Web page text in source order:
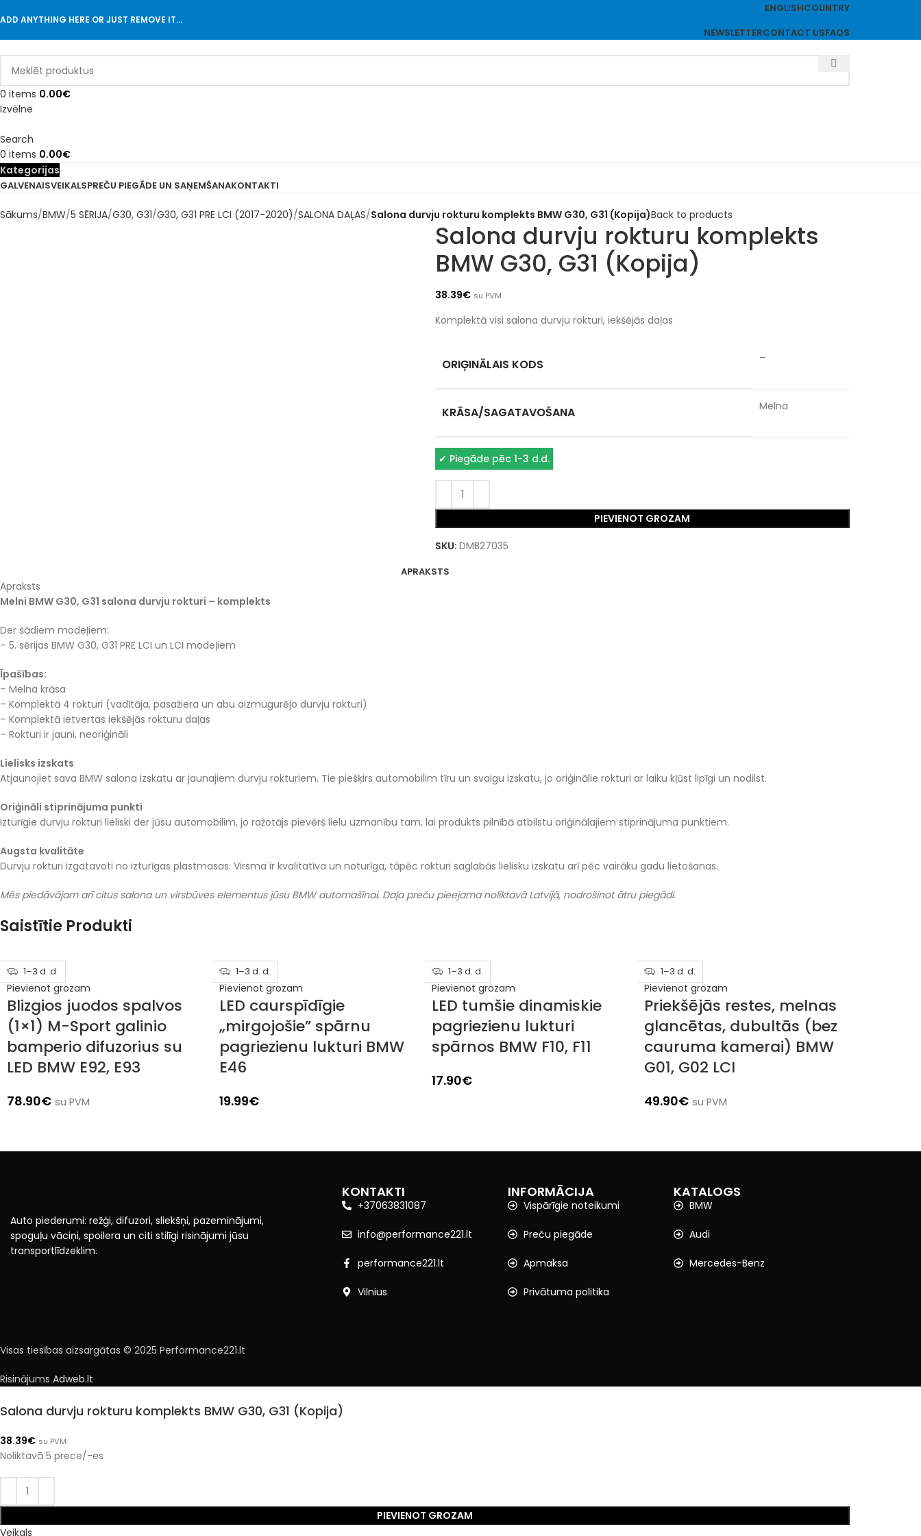
ENGLISHCOUNTRY
ADD ANYTHING HERE OR JUST REMOVE IT…
NEWSLETTERCONTACT USFAQS
0 items 0.00€
Izvēlne
Search
0 items 0.00€
Kategorijas
GALVENAISVEIKALSPREČU PIEGĀDE UN SAŅEMŠANAKONTAKTI
Sākums BMW 5 SĒRIJA G30, G31 G30, G31 PRE LCI (2017-2020) SALONA DAĻAS Salona durvju rokturu komplekts BMW G30, G31 (Kopija)Back to products
Salona durvju rokturu komplekts
BMW G30, G31 (Kopija)
38.39€ su PVM
Komplektā visi salona durvju rokturi, iekšējās daļas
ORIĢINĀLAIS KODS –
KRĀSA/SAGATAVOŠANA Melna
✔ Piegāde pēc 1-3 d.d.
PIEVIENOT GROZAM
SKU: DMB27035
APRAKSTS
Apraksts
Melni BMW G30, G31 salona durvju rokturi – komplekts
Der šādiem modeļiem:
– 5. sērijas BMW G30, G31 PRE LCI un LCI modeļiem
Īpašības:
– Melna krāsa
– Komplektā 4 rokturi (vadītāja, pasažiera un abu aizmugurējo durvju rokturi)
– Komplektā ietvertas iekšējās rokturu daļas
– Rokturi ir jauni, neoriģināli
Lielisks izskats
Atjaunojiet sava BMW salona izskatu ar jaunajiem durvju rokturiem. Tie piešķirs automobilim tīru un svaigu izskatu, jo oriģinālie rokturi ar laiku kļūst lipīgi un nodilst.
Oriģināli stiprinājuma punkti
Izturīgie durvju rokturi lieliski der jūsu automobilim, jo ražotājs pievērš lielu uzmanību tam, lai produkts pilnībā atbilstu oriģinālajiem stiprinājuma punktiem.
Augsta kvalitāte
Durvju rokturi izgatavoti no izturīgas plastmasas. Virsma ir kvalitatīva un noturīga, tāpēc rokturi saglabās lielisku izskatu arī pēc vairāku gadu lietošanas.
Mēs piedāvājam arī citus salona un virsbūves elementus jūsu BMW automašīnai. Daļa preču pieejama noliktavā Latvijā, nodrošinot ātru piegādi.
Saistītie Produkti
1–3 d. d.
Pievienot grozam
Blizgios juodos spalvos
(1×1) M-Sport galinio
bamperio difuzorius su
LED BMW E92, E93
78.90€ su PVM
1–3 d. d.
Pievienot grozam
LED caurspīdīgie
„mirgojošie” spārnu
pagriezienu lukturi BMW
E46
19.99€
1–3 d. d.
Pievienot grozam
LED tumšie dinamiskie
pagriezienu lukturi
spārnos BMW F10, F11
17.90€
1–3 d. d.
Pievienot grozam
Priekšējās restes, melnas
glancētas, dubultās (bez
cauruma kamerai) BMW
G01, G02 LCI
49.90€ su PVM
Auto piederumi: režģi, difuzori, sliekšņi, pazeminājumi,
spoguļu vāciņi, spoilera un citi stilīgi risinājumi jūsu
transportlīdzeklim.
KONTAKTI
+37063831087
info@performance221.lt
performance221.lt
Vilnius
INFORMĀCIJA
Vispārīgie noteikumi
Preču piegāde
Apmaksa
Privātuma politika
KATALOGS
BMW
Audi
Mercedes-Benz
Visas tiesības aizsargātas © 2025 Performance221.lt
Risinājums Adweb.lt
Salona durvju rokturu komplekts BMW G30, G31 (Kopija)
38.39€ su PVM
Noliktavā 5 prece/-es
PIEVIENOT GROZAM
Veikals